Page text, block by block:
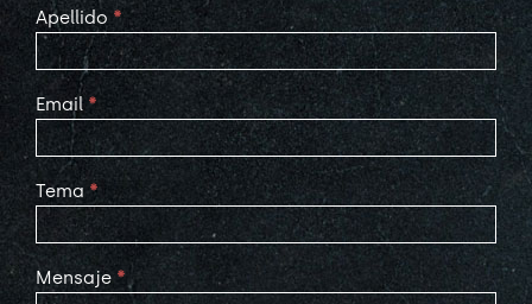
Apellido *
Email *
Tema *
Mensaje *